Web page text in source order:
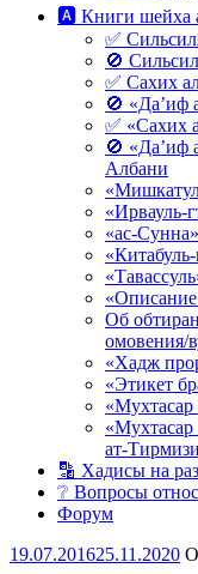
🅰 Книги шейха
✅
🚫
✅ Сахих
🚫 «Да’иф
✅ «Сахих
🚫 «Да’иф
Албани
«Ирвауль-
«ас-
Об
омовения/
«Хадж
«Этикет
ат-Тирмизи
🔡 Хадисы на
❔ Вопросы
Форум
Опубликовано
19.07.201625.11.2020